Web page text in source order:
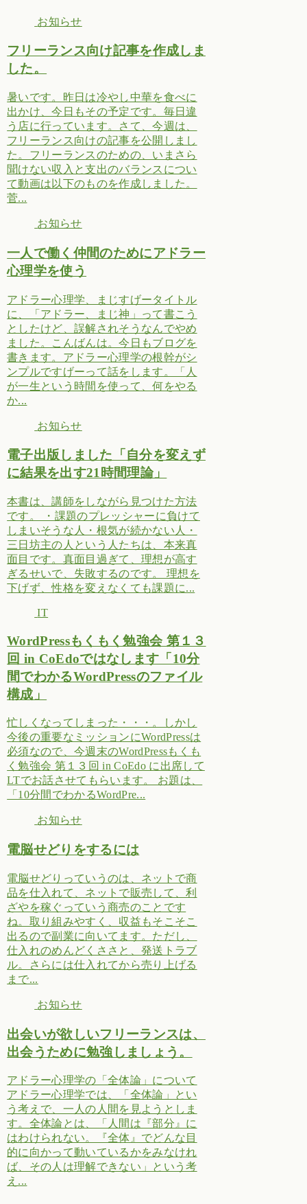
お知らせ
フリーランス向け記事を作成しま
した。
暑いです。昨日は冷やし中華を食べに
出かけ、今日もその予定です。毎日違
う店に行っています。さて、今週は、
フリーランス向けの記事を公開しまし
た。フリーランスのための、いまさら
聞けない収入と支出のバランスについ
て動画は以下のものを作成しました。
菅...
お知らせ
一人で働く仲間のためにアドラー
心理学を使う
アドラー心理学、まじすげータイトル
に、「アドラー、まじ神」って書こう
としたけど、誤解されそうなんでやめ
ました。こんばんは。今日もブログを
書きます。アドラー心理学の根幹がシ
ンプルですげーって話をします。「人
が一生という時間を使って、何をやる
か...
お知らせ
電子出版しました「自分を変えず
に結果を出す21時間理論」
本書は、講師をしながら見つけた方法
です。 ・課題のプレッシャーに負けて
しまいそうな人・根気が続かない人・
三日坊主の人という人たちは、本来真
面目です。真面目過ぎて、理想が高す
ぎるせいで、失敗するのです。 理想を
下げず、性格を変えなくても課題に...
IT
WordPressもくもく勉強会 第１３
回 in CoEdoではなします「10分
間でわかるWordPressのファイル
構成」
忙しくなってしまった・・・。しかし
今後の重要なミッションにWordPressは
必須なので、今週末のWordPressもくも
く勉強会 第１３回 in CoEdo に出席して
LTでお話させてもらいます。 お題は、
「10分間でわかるWordPre...
お知らせ
電脳せどりをするには
電脳せどりっていうのは、ネットで商
品を仕入れて、ネットで販売して、利
ざやを稼ぐっていう商売のことです
ね。取り組みやすく、収益もそこそこ
出るので副業に向いてます。ただし、
仕入れのめんどくささと、発送トラブ
ル。さらには仕入れてから売り上げる
まで...
お知らせ
出会いが欲しいフリーランスは、
出会うために勉強しましょう。
アドラー心理学の「全体論」について
アドラー心理学では、「全体論」とい
う考えで、一人の人間を見ようとしま
す。全体論とは、「人間は『部分』に
はわけられない。『全体』でどんな目
的に向かって動いているかをみなけれ
ば、その人は理解できない」という考
え...